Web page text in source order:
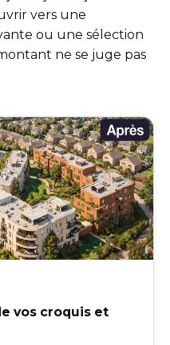
vers une
ou une sélection
ne se juge pas
vos croquis et